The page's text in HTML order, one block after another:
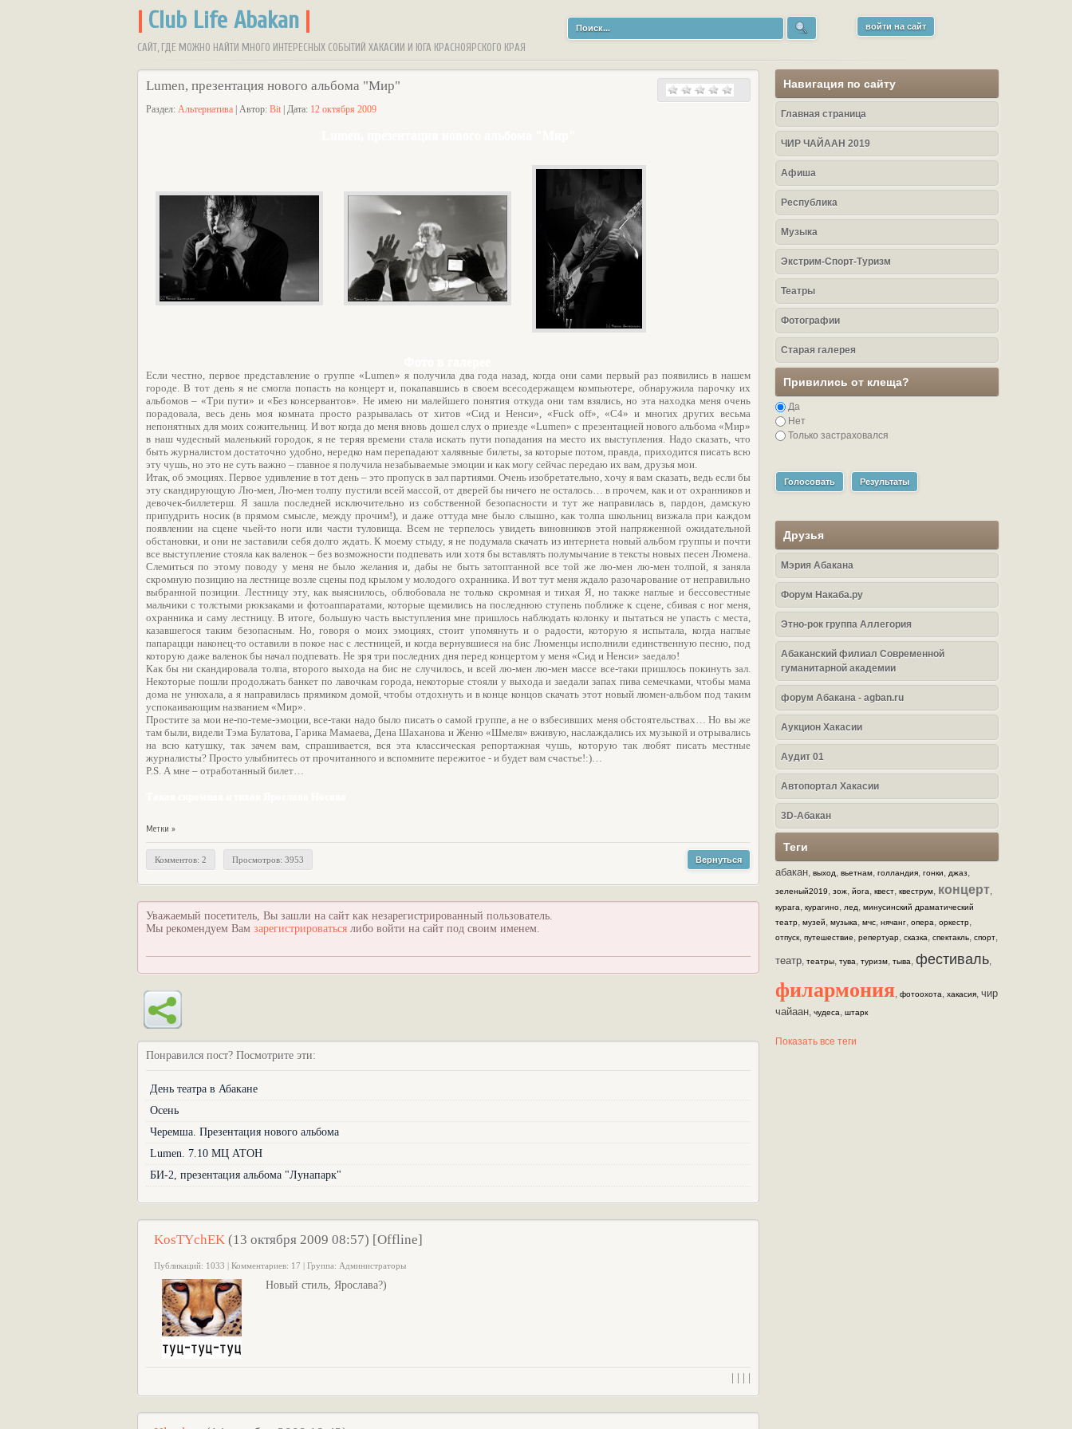
Club Life Abakan
САЙТ, ГДЕ МОЖНО НАЙТИ МНОГО ИНТЕРЕСНЫХ СОБЫТИЙ ХАКАСИИ И ЮГА КРАСНОЯРСКОГО КРАЯ
войти на сайт
Lumen, презентация нового альбома "Мир"
Раздел: Альтернатива | Автор: Bit | Дата: 12 октября 2009
Если честно, первое представление о группе «Lumen» я получила два года назад, когда они сами первый раз появились в нашем
городе. В тот день я не смогла попасть на концерт и, покапавшись в своем всесодержащем компьютере, обнаружила парочку их
альбомов – «Три пути» и «Без консервантов». Не имею ни малейшего понятия откуда они там взялись, но эта находка меня очень
порадовала, весь день моя комната просто разрывалась от хитов «Сид и Ненси», «Fuck off», «С4» и многих других весьма
непонятных для моих сожительниц. И вот когда до меня вновь дошел слух о приезде «Lumen» с презентацией нового альбома «Мир»
в наш чудесный маленький городок, я не теряя времени стала искать пути попадания на место их выступления. Надо сказать, что
быть журналистом достаточно удобно, нередко нам перепадают халявные билеты, за которые потом, правда, приходится писать всю
эту чушь, но это не суть важно – главное я получила незабываемые эмоции и как могу сейчас передаю их вам, друзья мои.
Итак, об эмоциях. Первое удивление в тот день – это пропуск в зал партиями. Очень изобретательно, хочу я вам сказать, ведь если бы
эту скандирующую Лю-мен, Лю-мен толпу пустили всей массой, от дверей бы ничего не осталось… в прочем, как и от охранников и
девочек-биллетерш. Я зашла последней исключительно из собственной безопасности и тут же направилась в, пардон, дамскую
припудрить носик (в прямом смысле, между прочим!), и даже оттуда мне было слышно, как толпа школьниц визжала при каждом
появлении на сцене чьей-то ноги или части туловища. Всем не терпелось увидеть виновников этой напряженной ожидательной
обстановки, и они не заставили себя долго ждать. К моему стыду, я не подумала скачать из интернета новый альбом группы и почти
все выступление стояла как валенок – без возможности подпевать или хотя бы вставлять полумычание в тексты новых песен Люмена.
Слемиться по этому поводу у меня не было желания и, дабы не быть затоптанной все той же лю-мен лю-мен толпой, я заняла
скромную позицию на лестнице возле сцены под крылом у молодого охранника. И вот тут меня ждало разочарование от неправильно
выбранной позиции. Лестницу эту, как выяснилось, облюбовала не только скромная и тихая Я, но также наглые и бессовестные
мальчики с толстыми рюкзаками и фотоаппаратами, которые щемились на последнюю ступень поближе к сцене, сбивая с ног меня,
охранника и саму лестницу. В итоге, большую часть выступления мне пришлось наблюдать колонку и пытаться не упасть с места,
казавшегося таким безопасным. Но, говоря о моих эмоциях, стоит упомянуть и о радости, которую я испытала, когда наглые
папарацци наконец-то оставили в покое нас с лестницей, и когда вернувшиеся на бис Люменцы исполнили единственную песню, под
которую даже валенок бы начал подпевать. Не зря три последних дня перед концертом у меня «Сид и Ненси» заедало!
Как бы ни скандировала толпа, второго выхода на бис не случилось, и всей лю-мен лю-мен массе все-таки пришлось покинуть зал.
Некоторые пошли продолжать банкет по лавочкам города, некоторые стояли у выхода и заедали запах пива семечками, чтобы мама
дома не унюхала, а я направилась прямиком домой, чтобы отдохнуть и в конце концов скачать этот новый люмен-альбом под таким
успокаивающим названием «Мир».
Простите за мои не-по-теме-эмоции, все-таки надо было писать о самой группе, а не о взбесивших меня обстоятельствах… Но вы же
там были, видели Тэма Булатова, Гарика Мамаева, Дена Шаханова и Женю «Шмеля» вживую, наслаждались их музыкой и отрывались
на всю катушку, так зачем вам, спрашивается, вся эта классическая репортажная чушь, которую так любят писать местные
журналисты? Просто улыбнитесь от прочитанного и вспомните пережитое - и будет вам счастье!:)…
P.S. А мне – отработанный билет…
Метки »
Комментов: 2 Просмотров: 3953 Вернуться
Уважаемый посетитель, Вы зашли на сайт как незарегистрированный пользователь.
Мы рекомендуем Вам зарегистрироваться либо войти на сайт под своим именем.
Понравился пост? Посмотрите эти:
День театра в Абакане
Осень
Черемша. Презентация нового альбома
Lumen. 7.10 МЦ АТОН
БИ-2, презентация альбома "Лунапарк"
KosTYchEK (13 октября 2009 08:57) [Offline]
Публикаций: 1033 | Комментариев: 17 | Группа: Администраторы
Новый стиль, Ярослава?)
Навигация по сайту
Главная страница
ЧИР ЧАЙААН 2019
Афиша
Республика
Музыка
Экстрим-Спорт-Туризм
Театры
Фотографии
Старая галерея
Привились от клеща?
Да
Нет
Только застраховался
Голосовать Результаты
Друзья
Мэрия Абакана
Форум Накаба.ру
Этно-рок группа Аллегория
Абаканский филиал Современной
гуманитарной академии
форум Абакана - agban.ru
Аукцион Хакасии
Аудит 01
Автопортал Хакасии
3D-Абакан
Теги
абакан, выход, вьетнам, голландия, гонки, джаз,
зеленый2019, зож, йога, квест, квеструм, концерт,
курага, курагино, лед, минусинский драматический
театр, музей, музыка, мчс, нячанг, опера, оркестр,
отпуск, путешествие, репертуар, сказка, спектакль, спорт,
театр, театры, тува, туризм, тыва, фестиваль,
филармония, фотоохота, хакасия, чир
чайаан, чудеса, штарк
Показать все теги